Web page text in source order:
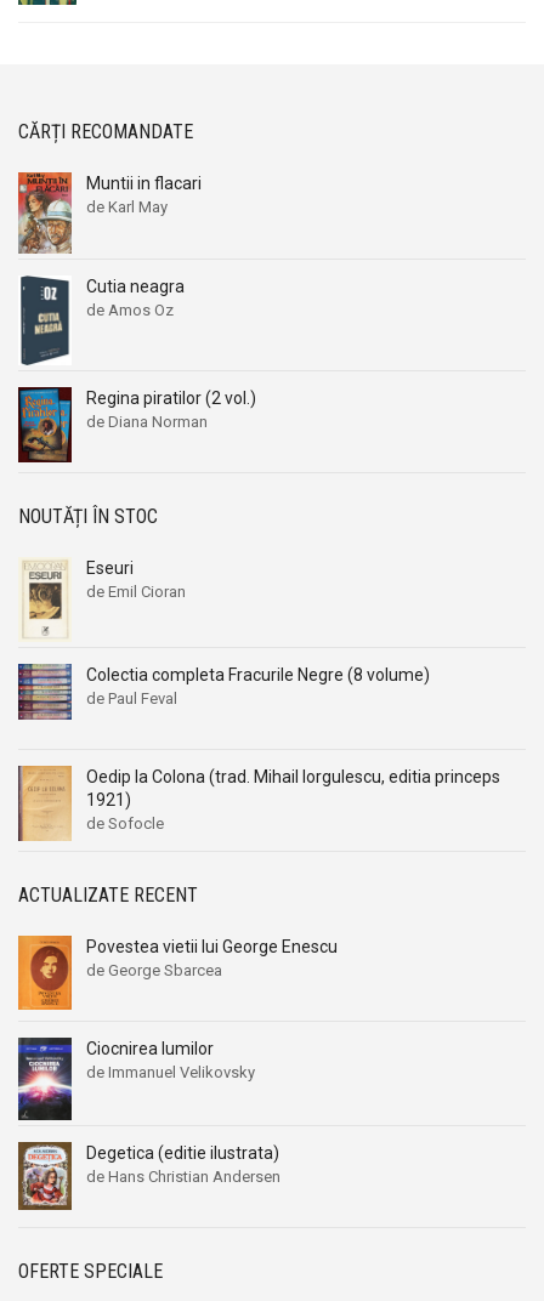
CĂRȚI RECOMANDATE
Muntii in flacari
de Karl May
Cutia neagra
de Amos Oz
Regina piratilor (2 vol.)
de Diana Norman
NOUTĂȚI ÎN STOC
Eseuri
de Emil Cioran
Colectia completa Fracurile Negre (8 volume)
de Paul Feval
Oedip la Colona (trad. Mihail Iorgulescu, editia princeps
1921)
de Sofocle
ACTUALIZATE RECENT
Povestea vietii lui George Enescu
de George Sbarcea
Ciocnirea lumilor
de Immanuel Velikovsky
Degetica (editie ilustrata)
de Hans Christian Andersen
OFERTE SPECIALE